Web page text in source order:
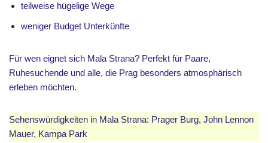
teilweise hügelige Wege
weniger Budget Unterkünfte
Für wen eignet sich Mala Strana? Perfekt für Paare,
Ruhesuchende und alle, die Prag besonders atmosphärisch
erleben möchten.
Sehenswürdigkeiten in Mala Strana: Prager Burg, John Lennon
Mauer, Kampa Park